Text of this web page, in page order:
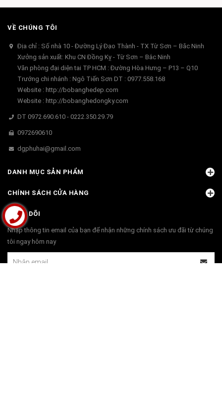
VỀ CHÚNG TÔI
Địa chỉ : Số nhà 10 - Đường Lý Đạo Thành - TX Từ Sơn – Băc Ninh
Xưởng sản xuất: Khu CN Đồng Kỵ - Từ Sơn – Bắc Ninh
Văn phòng đại diện tai TP HCM : Đường Hòa Hưng – P13 – Q10
Trướng chi nhánh : Ngô Tiến Sơn DT : 0977.558.168
Website : http://bobanghedep.com
Website : http://bobanghedongky.com
DT 0972.690.610 - 0222.350.29.79
0972690610
dgphuhai@gmail.com
DANH MỤC SẢN PHẨM
CHÍNH SÁCH CỬA HÀNG
THEO DÕI
Nhập thông tin email của bạn để nhận những chính sách ưu đãi từ chúng
tôi ngay hôm nay